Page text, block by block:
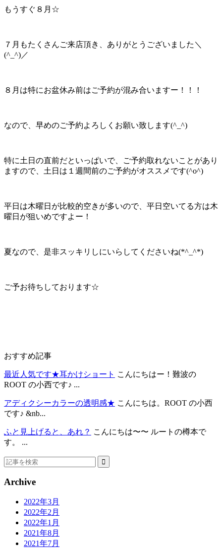
もうすぐ８月☆
７月もたくさんご来店頂き、ありがとうございました＼
(^_^)／
８月は特にお盆休み前はご予約が混み合いますー！！！
なので、早めのご予約よろしくお願い致します(^_^)
特に土日の直前だといっぱいで、ご予約取れないことがあり
ますので、土日は１週間前のご予約がオススメです(^o^)
平日は木曜日が比較的空きが多いので、平日空いてる方は木
曜日が狙いめですよー！
夏なので、是非スッキリしにいらしてくださいね(*^_^*)
ご予お待ちしております☆
おすすめ記事
最近人気です★耳かけショート こんにちはー！難波の
ROOT の小西です♪ ...
アディクシーカラーの透明感★ こんにちは。ROOT の小西
です♪ &nb...
ふと見上げると、あれ？ こんにちは〜〜 ルートの樽本で
す。 ...
Archive
2022年3月
2022年2月
2022年1月
2021年8月
2021年7月